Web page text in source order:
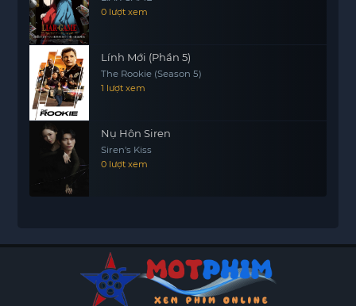
0 lượt xem
Lính Mới (Phần 5)
The Rookie (Season 5)
1 lượt xem
Nụ Hôn Siren
Siren's Kiss
0 lượt xem